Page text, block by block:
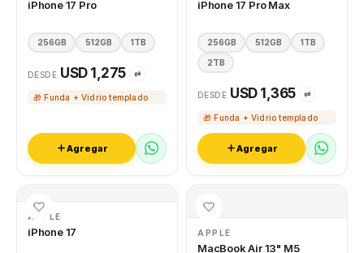
iPhone 17 Pro
256GB 512GB 1TB
DESDE USD 1,275 ⇄
🎁 Funda + Vidrio templado
Agregar
iPhone 17 Pro Max
256GB 512GB 1TB
2TB
DESDE USD 1,365 ⇄
🎁 Funda + Vidrio templado
Agregar
APPLE
iPhone 17 APPLE
MacBook Air 13" M5